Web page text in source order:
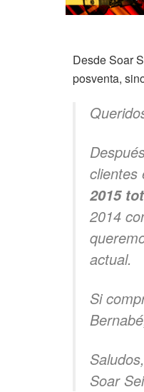
Desde Soar
posventa,
clientes
2015
2014
actual.
Si
Soar